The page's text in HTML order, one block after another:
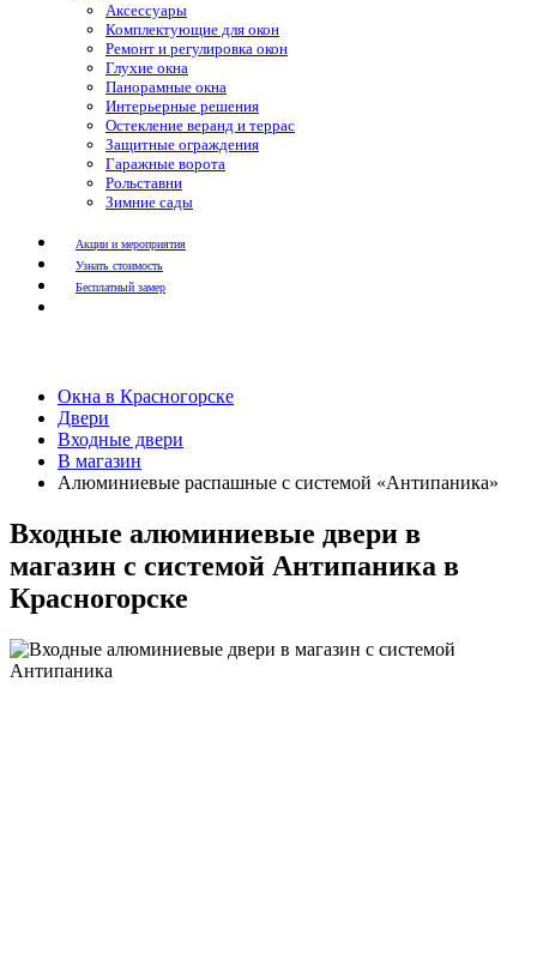
Аксессуары
Комплектующие для окон
Ремонт и регулировка окон
Глухие окна
Панорамные окна
Интерьерные решения
Остекление веранд и террас
Защитные ограждения
Гаражные ворота
Рольставни
Зимние сады
Акции и мероприятия
Узнать стоимость
Бесплатный замер
Окна в Красногорске
Двери
Входные двери
В магазин
Алюминиевые распашные с системой «Антипаника»
Входные алюминиевые двери в
магазин с системой Антипаника в
Красногорске